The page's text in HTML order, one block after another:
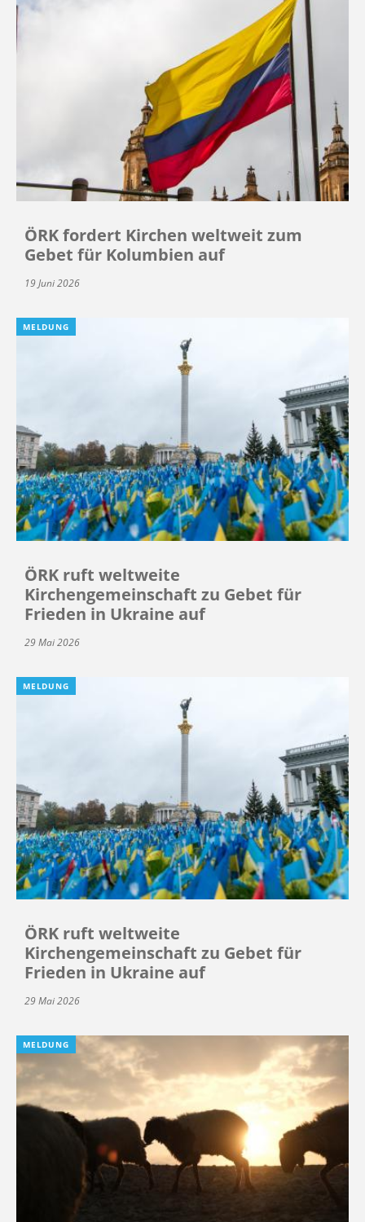
ÖRK fordert Kirchen weltweit zum
Gebet für Kolumbien auf
19 Juni 2026
MELDUNG
ÖRK ruft weltweite
Kirchengemeinschaft zu Gebet für
Frieden in Ukraine auf
29 Mai 2026
MELDUNG
ÖRK ruft weltweite
Kirchengemeinschaft zu Gebet für
Frieden in Ukraine auf
29 Mai 2026
MELDUNG